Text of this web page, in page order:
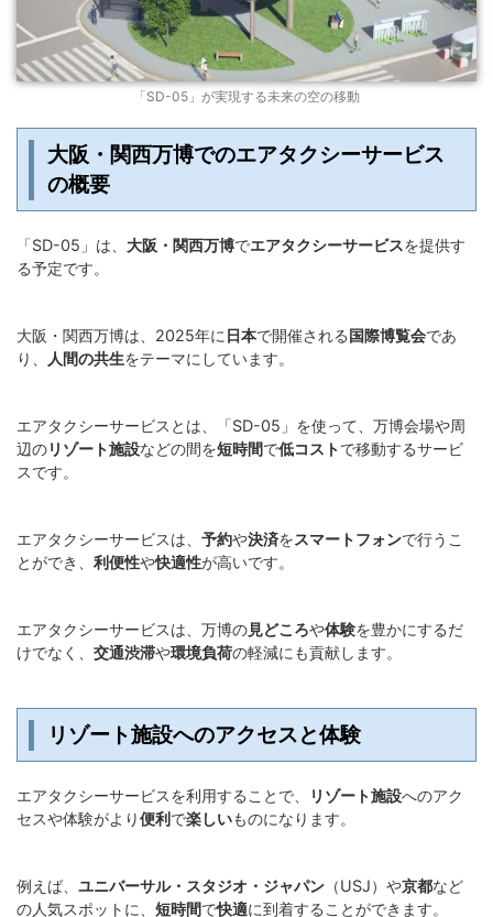
「SD-05」が実現する未来の空の移動
大阪・関西万博でのエアタクシーサービス
の概要
「SD-05」は、 大阪・関西万博でエアタクシーサービスを提供す
る予定です。
大阪・関西万博は、2025年に 日本で開催される国際博覧会であ
り、
人間の共生をテーマにしています。
エアタクシーサービスとは、「SD-05」を使って、万博会場や周
辺のリゾート施設などの間を短時間で低コストで移動するサービ
スです。
エアタクシーサービスは、 予約や決済をスマートフォンで行うこ
とができ、 利便性や快適性が高いです。
エアタクシーサービスは、万博の見どころや体験を豊かにするだ
けでなく、 交通渋滞や環境負荷の軽減にも貢献します。
リゾート施設へのアクセスと体験
エアタクシーサービスを利用することで、 リゾート施設へのアク
セスや体験がより便利で楽しいものになります。
例えば、 ユニバーサル・スタジオ・ジャパン （USJ）や京都など
の人気スポットに、 短時間で快適に到着することができます。